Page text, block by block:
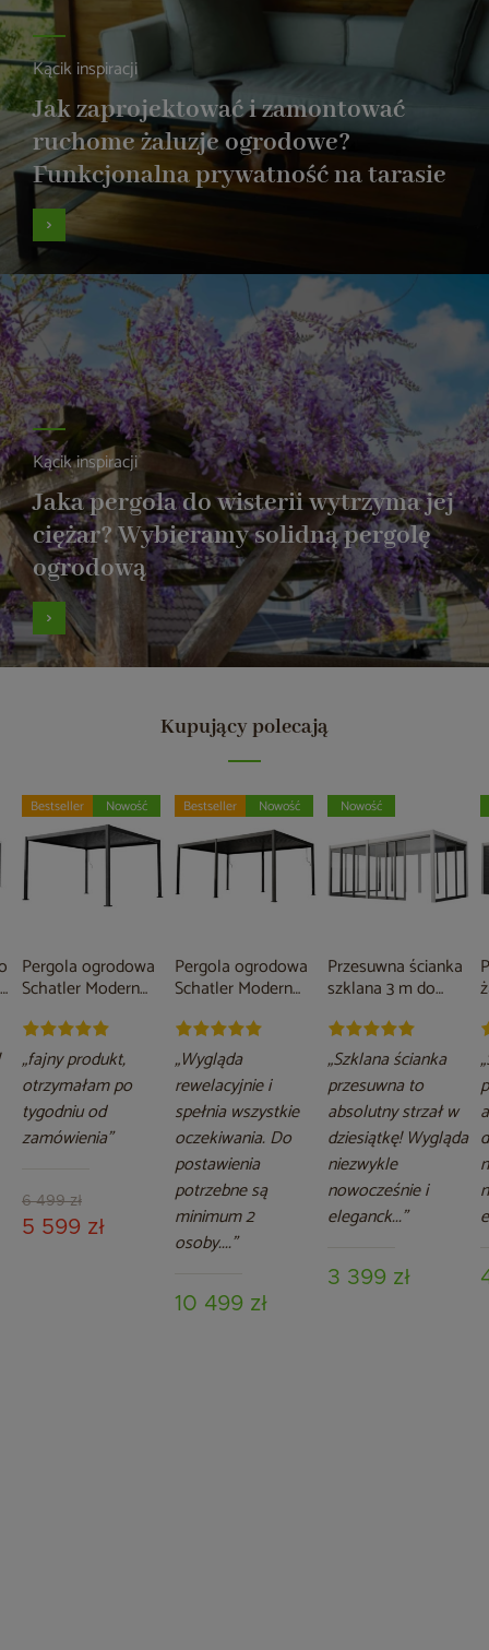
Kącik inspiracji
Jak zaprojektować i zamontować
ruchome żaluzje ogrodowe?
Funkcjonalna prywatność na tarasie
Kącik inspiracji
Jaka pergola do wisterii wytrzyma jej
ciężar? Wybieramy solidną pergolę
ogrodową
Kupujący polecają
Pergola ogrodowa
Schatler Modern
oświetleniem LED
„fajny produkt,
otrzymałam po
tygodniu od
zamówienia”
6 499 zł
5 599 zł
Bestseller Nowość
Pergola ogrodowa
Schatler Modern
„Wygląda
rewelacyjnie i
spełnia wszystkie
oczekiwania. Do
postawienia
potrzebne są
minimum 2
osoby....”
10 499 zł
Bestseller Nowość
Przesuwna ścianka
szklana 3 m do
Modern / Modern
Alu
„Szklana ścianka
przesuwna to
absolutny strzał w
dziesiątkę! Wygląda
niezwykle
nowocześnie i
eleganck...”
3 399 zł
Nowość